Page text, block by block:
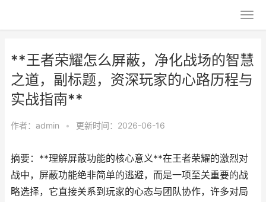
**王者荣耀怎么屏蔽，净化战场的智慧
之道，副标题，资深玩家的心路历程与
实战指南**
作者： admin • 更新时间：2026-06-16
摘要：**理解屏蔽功能的核心意义**在王者荣耀的激烈对
战中，屏蔽功能绝非简单的逃避，而是一项至关重要的战
略选择，它直接关系到玩家的心态与团队协作，许多对局